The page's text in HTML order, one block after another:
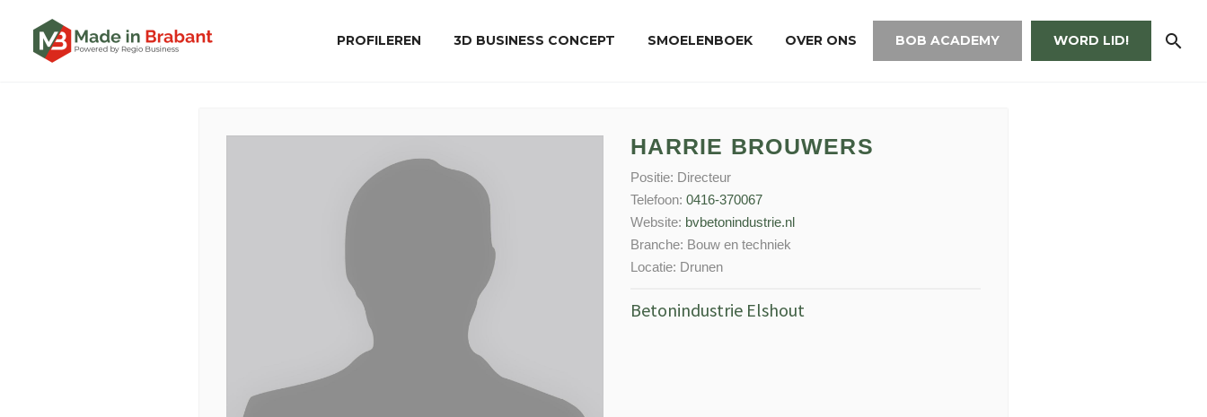
PROFILEREN 3D BUSINESS CONCEPT SMOELENBOEK OVER ONS BOB ACADEMY WORD LID!
HARRIE BROUWERS
Positie: Directeur
Telefoon: 0416-370067
Website: bvbetonindustrie.nl
Branche: Bouw en techniek
Locatie: Drunen
Betonindustrie Elshout